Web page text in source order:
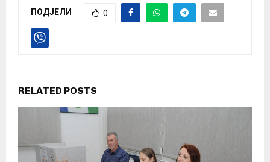
ПОДЈЕЛИ 0
RELATED POSTS